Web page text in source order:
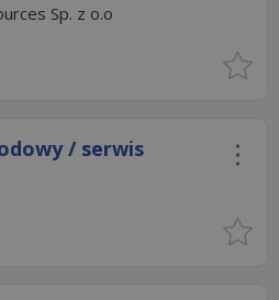
Sp. z o.o
/ serwis